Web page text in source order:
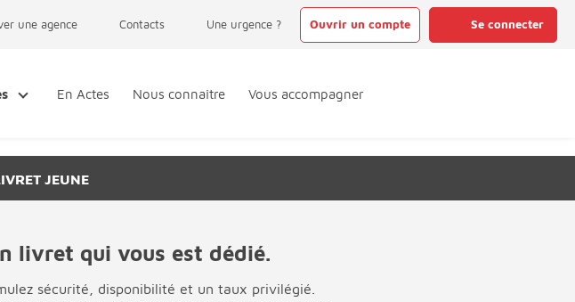
une agence Contacts Une urgence ? Ouvrir un compte Se connecter
En Actes Nous connaître Vous accompagner
JEUNE
livret qui vous est dédié.
sécurité, disponibilité et un taux privilégié.